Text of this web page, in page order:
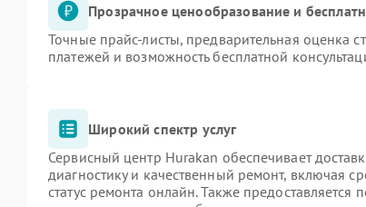
Прозрачное ценообразование и
Точные прайс-листы, предварительная оценка
платежей и возможность бесплатной
Широкий спектр услуг
Сервисный центр Hurakan обеспечивает
диагностику и качественный ремонт, включая
статус ремонта онлайн. Также предоставляется